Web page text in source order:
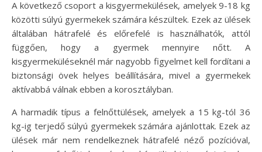
A következő csoport a kisgyermekülések, amelyek 9-18 kg
közötti súlyú gyermekek számára készültek. Ezek az ülések
általában hátrafelé és előrefelé is használhatók, attól
függően, hogy a gyermek mennyire nőtt. A
kisgyermeküléseknél már nagyobb figyelmet kell fordítani a
biztonsági övek helyes beállítására, mivel a gyermekek
aktívabbá válnak ebben a korosztályban.
A harmadik típus a felnőttülések, amelyek a 15 kg-tól 36
kg-ig terjedő súlyú gyermekek számára ajánlottak. Ezek az
ülések már nem rendelkeznek hátrafelé néző pozícióval,